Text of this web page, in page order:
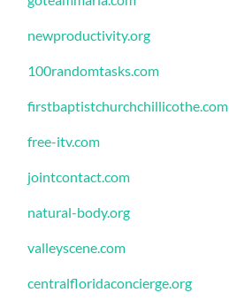
newproductivity.org
100randomtasks.com
firstbaptistchurchchillicothe.com
free-itv.com
jointcontact.com
natural-body.org
valleyscene.com
centralfloridaconcierge.org